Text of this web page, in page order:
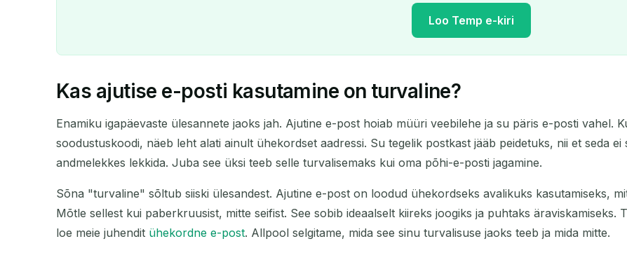
Loo Temp e-kiri
Teie ajutine e-posti aadress:
Kopeeri
Kustuta valitud Muuda e-posti Värskenda
Järgmine värskendus toimub sekundit
Kas ajutise e-posti kasutamine on turvaline?
Enamiku igapäevaste ülesannete jaoks jah. Ajutine e-post hoiab müüri veebilehe ja su päris e-posti vahel.
soodustuskoodi, näeb leht alati ainult ühekordset aadressi. Su tegelik postkast jääb peidetuks, nii et seda ei
andmelekkes lekkida. Juba see üksi teeb selle turvalisemaks kui oma põhi-e-posti jagamine.
Sõna "turvaline" sõltub siiski ülesandest. Ajutine e-post on loodud ühekordseks avalikuks kasutamiseks,
Mõtle sellest kui paberkruusist, mitte seifist. See sobib ideaalselt kiireks joogiks ja puhtaks äraviskamiseks.
loe meie juhendit ühekordne e-post. Allpool selgitame, mida see sinu turvalisuse jaoks teeb ja mida mitte.